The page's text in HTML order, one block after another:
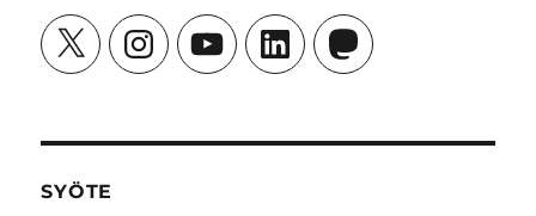
X InstagramYouTubeLinkedInMastodon
SYÖTE